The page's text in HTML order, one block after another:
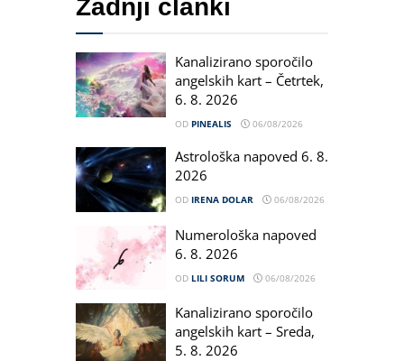
Zadnji članki
Kanalizirano sporočilo
angelskih kart – Četrtek,
6. 8. 2026
OD PINEALIS 06/08/2026
Astrološka napoved 6. 8.
2026
OD IRENA DOLAR 06/08/2026
Numerološka napoved
6. 8. 2026
OD LILI SORUM 06/08/2026
Kanalizirano sporočilo
angelskih kart – Sreda,
5. 8. 2026